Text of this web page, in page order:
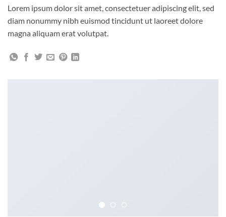
Lorem ipsum dolor sit amet, consectetuer adipiscing elit, sed
diam nonummy nibh euismod tincidunt ut laoreet dolore
magna aliquam erat volutpat.